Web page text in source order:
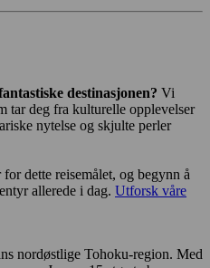
destinasjonen? Vi
tar deg fra kulturelle opplevelser
nytelse og skjulte perler
dette reisemålet, og begynn å
allerede i dag. Utforsk våre
nordøstlige Tohoku-region. Med